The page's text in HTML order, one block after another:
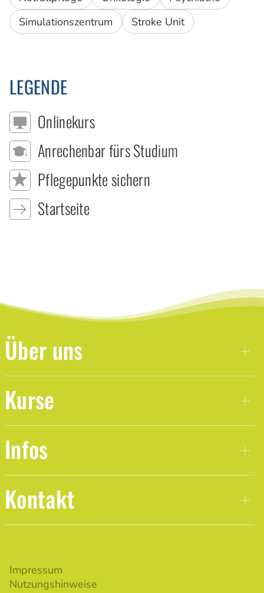
Simulationszentrum
Stroke Unit
LEGENDE
Onlinekurs
Anrechenbar fürs Studium
Pflegepunkte sichern
Startseite
Über uns
Kurse
Infos
Kontakt
Impressum
Nutzungshinweise